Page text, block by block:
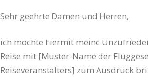
Sehr geehrte Damen und Herren,
ich möchte hiermit meine
Reise mit [Muster-Name der
Reiseveranstalters] zum Ausdruck